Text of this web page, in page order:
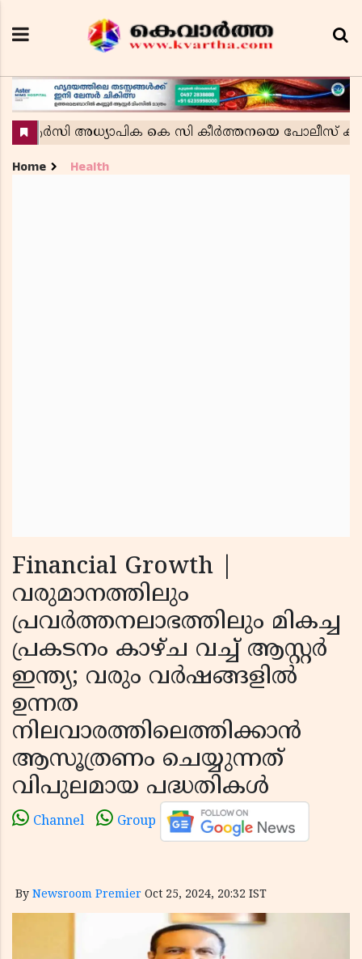
Home Health
Financial Growth |
വരുമാനത്തിലും
പ്രവര്‍ത്തനലാഭത്തിലും മികച്ച
പ്രകടനം കാഴ്ച വച്ച് ആസ്റ്റര്‍
ഇന്ത്യ; വരും വര്‍ഷങ്ങളില്‍
ഉന്നത
നിലവാരത്തിലെത്തിക്കാന്‍
ആസൂത്രണം ചെയ്യുന്നത്
വിപുലമായ പദ്ധതികള്‍
Channel Group
By Newsroom Premier Oct 25, 2024, 20:32 IST